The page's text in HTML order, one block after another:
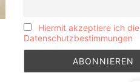
Hiermit akzeptiere ich die
Datenschutzbestimmungen